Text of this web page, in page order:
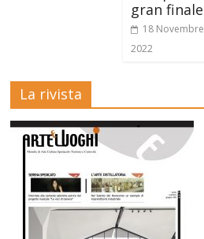
gran finale
18 Novembre
2022
La rivista